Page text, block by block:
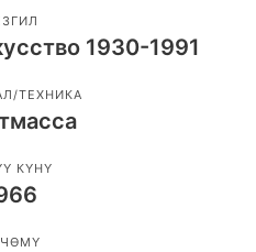
1930-1991
ТЕХНИКА
КҮНҮ